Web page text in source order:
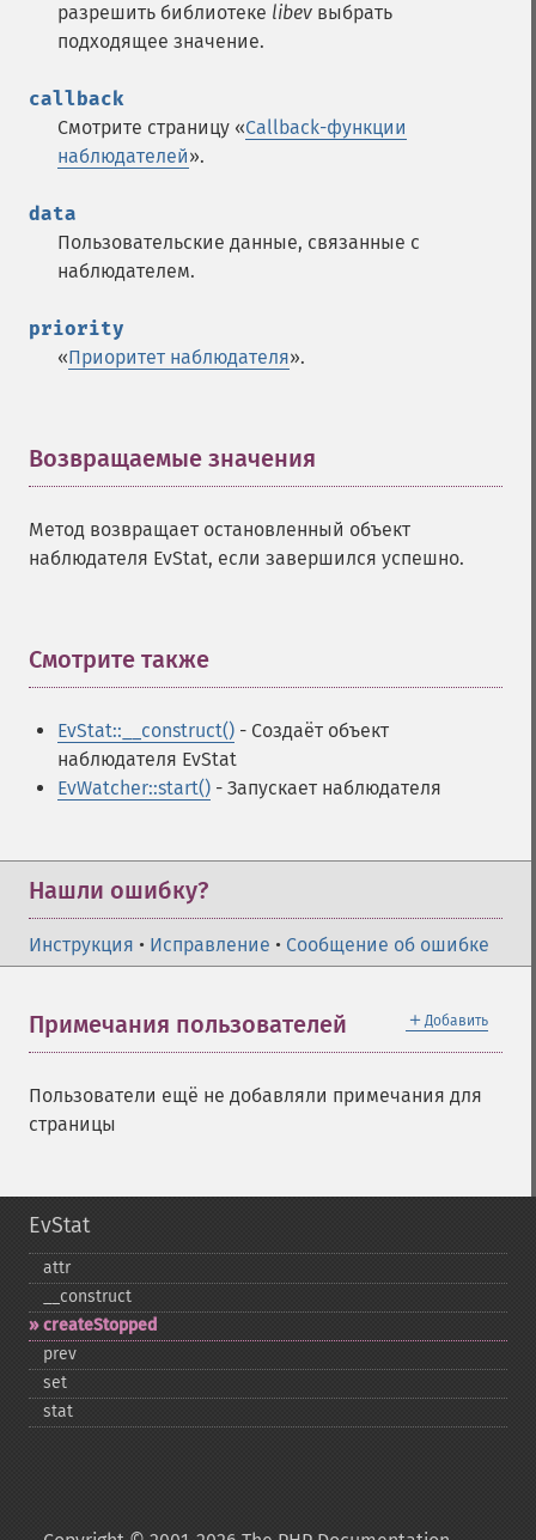
разрешить библиотеке libev выбрать
подходящее значение.
callback
Смотрите страницу «Callback-функции
наблюдателей».
data
Пользовательские данные, связанные с
наблюдателем.
priority
«Приоритет наблюдателя».
Возвращаемые значения
Метод возвращает остановленный объект
наблюдателя EvStat, если завершился успешно.
Смотрите также
EvStat::__construct() - Создаёт объект
наблюдателя EvStat
EvWatcher::start() - Запускает наблюдателя
Нашли ошибку?
Инструкция • Исправление • Сообщение об ошибке
＋ Добавить
Примечания пользователей
Пользователи ещё не добавляли примечания для
страницы
EvStat
attr
_​_​construct
createStopped
prev
set
stat